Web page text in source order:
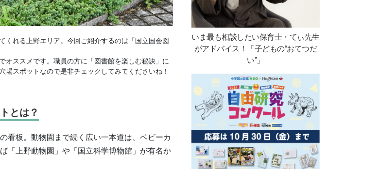
くれる上野エリア。今回ご紹介するのは「国立国会図
オススメです。職員の方に「図書館を楽しむ秘訣」に
スポットなので是非チェックしてみてくださいね！
とは？
看板。動物園まで続く広い一本道は、ベビーカ
「上野動物園」や「国立科学博物館」が有名か
いま最も相談したい保育士・てぃ先生
がアドバイス！「子どもの“おてつだ
い”」